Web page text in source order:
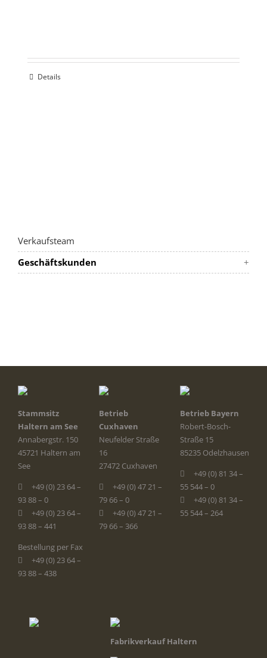
Details
Verkaufsteam
Geschäftskunden
Stammsitz
Haltern am See
Annabergstr. 150
45721 Haltern am
See
+49 (0) 23 64 –
93 88 – 0
+49 (0) 23 64 –
93 88 – 441
Bestellung per Fax
+49 (0) 23 64 –
93 88 – 438
Betrieb
Cuxhaven
Neufelder Straße
16
27472 Cuxhaven
+49 (0) 47 21 –
79 66 – 0
+49 (0) 47 21 –
79 66 – 366
Betrieb Bayern
Robert-Bosch-
Straße 15
85235 Odelzhausen
+49 (0) 81 34 –
55 544 – 0
+49 (0) 81 34 –
55 544 – 264
Fabrikverkauf Haltern